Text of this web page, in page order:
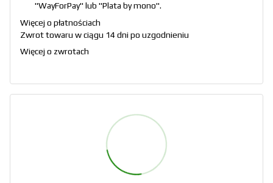
"WayForPay" lub "Plata by mono".
Więcej o płatnościach
Zwrot towaru w ciągu 14 dni po uzgodnieniu
Więcej o zwrotach